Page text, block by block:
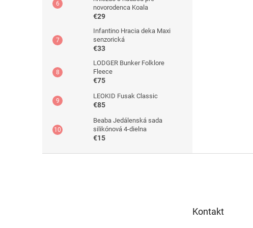
novorodenca Koala
€29
Infantino Hracia deka Maxi
senzorická
€33
LODGER Bunker Folklore
Fleece
€75
LEOKID Fusak Classic
€85
Beaba Jedálenská sada
silikónová 4-dielna
€15
Kontakt